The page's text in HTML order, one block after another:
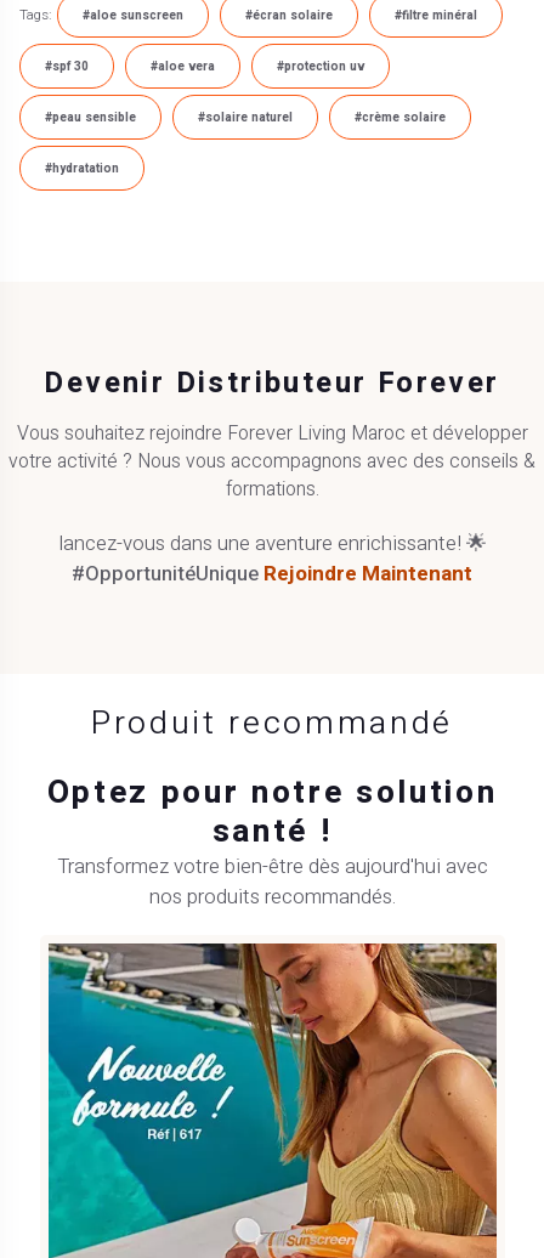
Tags: #aloe sunscreen #écran solaire #filtre minéral
#spf 30 #aloe vera #protection uv
#peau sensible #solaire naturel #crème solaire
#hydratation
Devenir Distributeur Forever
Vous souhaitez rejoindre Forever Living Maroc et développer
votre activité ? Nous vous accompagnons avec des conseils &
formations.
lancez-vous dans une aventure enrichissante! 🌟
#OpportunitéUnique Rejoindre Maintenant
Produit recommandé
Optez pour notre solution
santé !
Transformez votre bien-être dès aujourd'hui avec
nos produits recommandés.